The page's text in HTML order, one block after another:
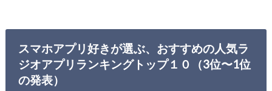
スマホアプリ好きが選ぶ、おすすめの人気ラ
ジオアプリランキングトップ１０（3位〜1位
の発表）